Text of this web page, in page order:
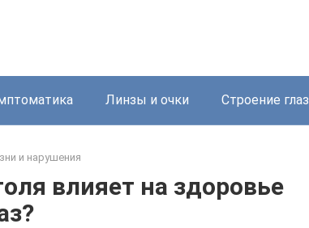
Линзы и очки Строение глаз
и нарушения
влияет на здоровье